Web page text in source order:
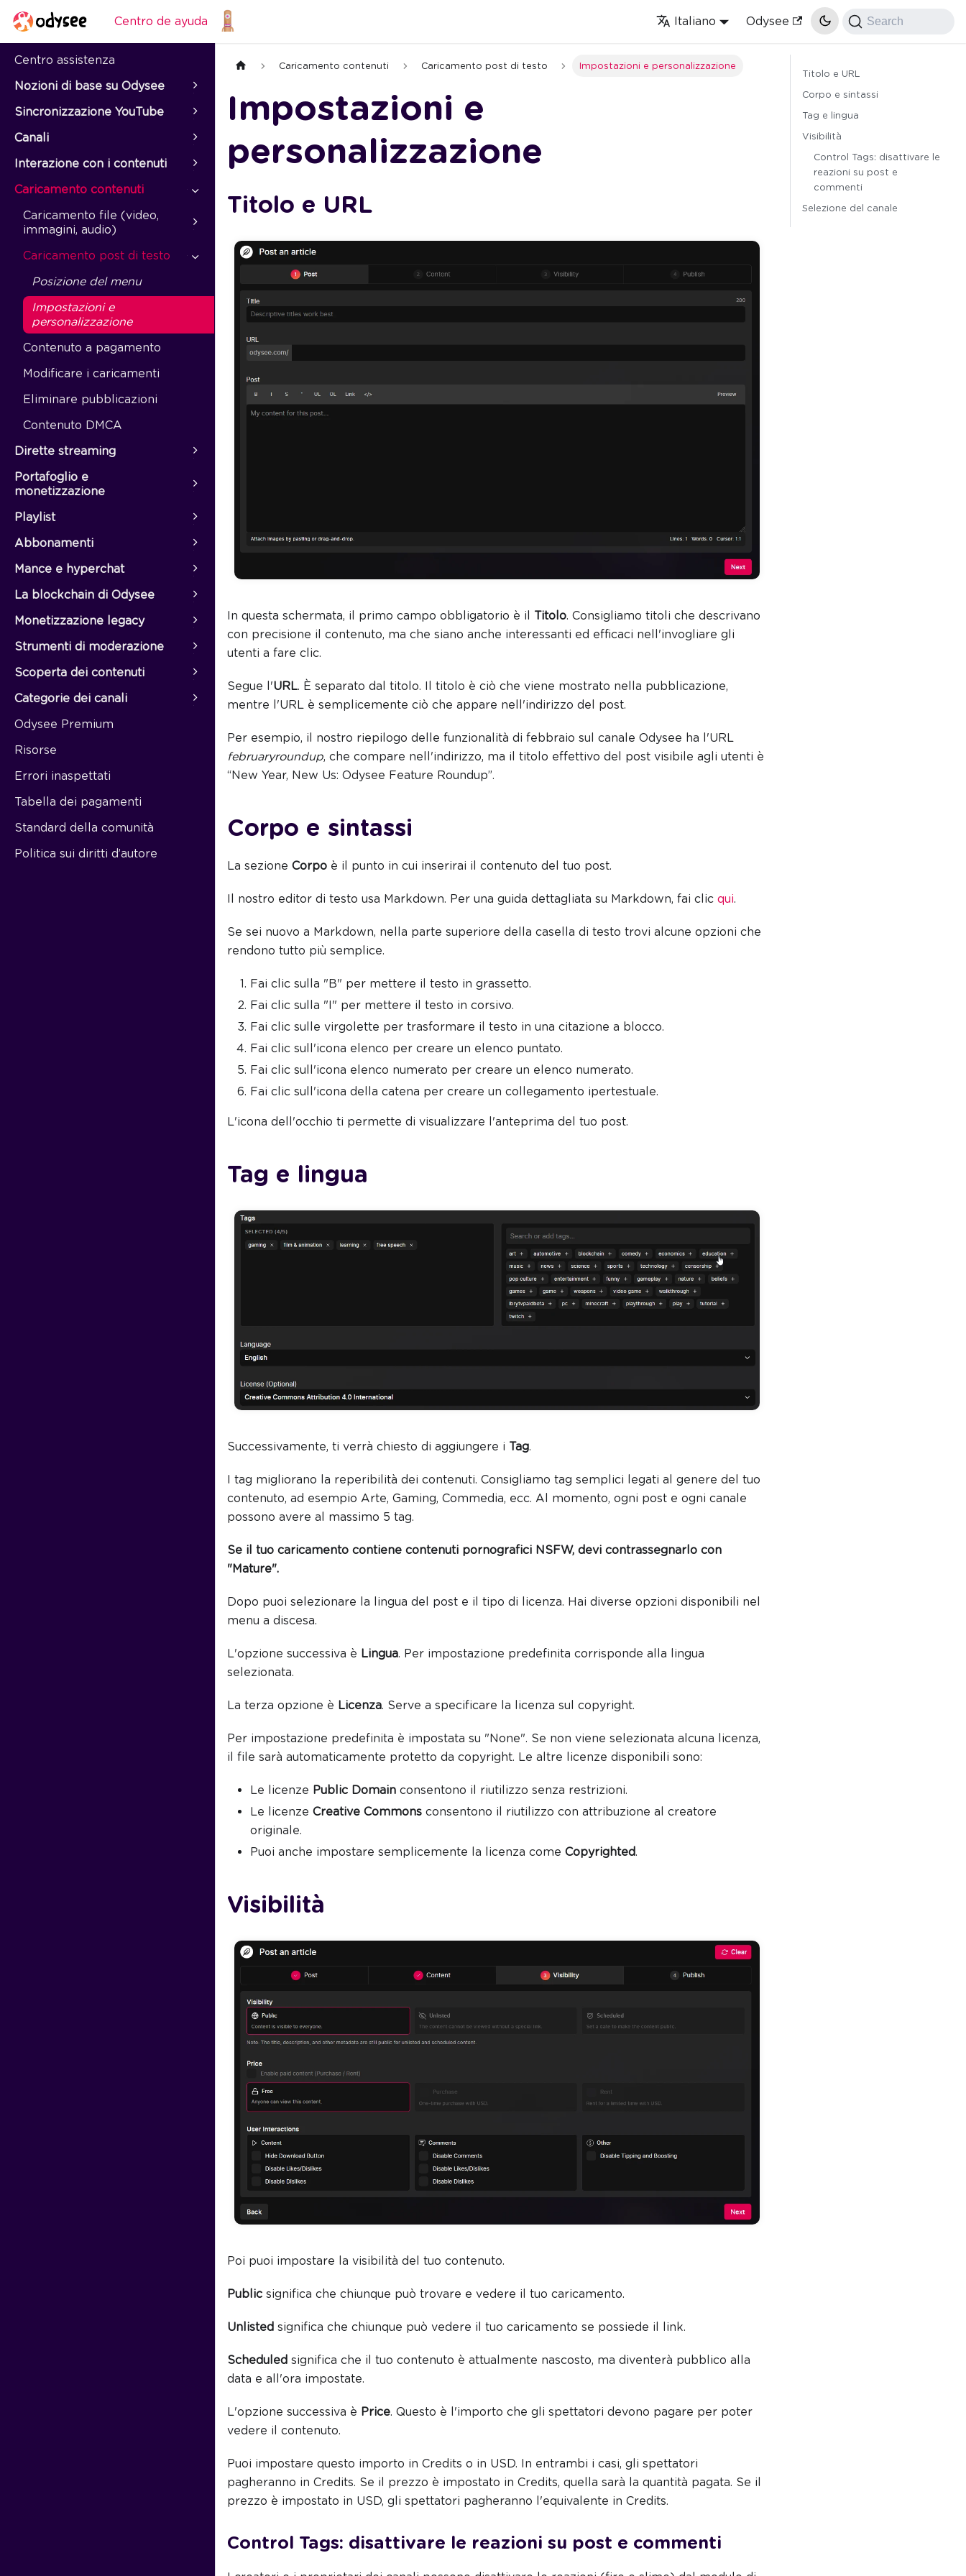
Centro de ayuda Italiano Odysee Search
Centro assistenza
Nozioni di base su Odysee
Sincronizzazione YouTube
Canali
Interazione con i contenuti
Caricamento contenuti
Caricamento file (video,
immagini, audio)
Caricamento post di testo
Posizione del menu
Impostazioni e
personalizzazione
Contenuto a pagamento
Modificare i caricamenti
Eliminare pubblicazioni
Contenuto DMCA
Dirette streaming
Portafoglio e
monetizzazione
Playlist
Abbonamenti
Mance e hyperchat
La blockchain di Odysee
Monetizzazione legacy
Strumenti di moderazione
Scoperta dei contenuti
Categorie dei canali
Odysee Premium
Risorse
Errori inaspettati
Tabella dei pagamenti
Standard della comunità
Politica sui diritti d’autore
Caricamento contenuti Caricamento post di testo Impostazioni e personalizzazione
Impostazioni e
personalizzazione
Titolo e URL
In questa schermata, il primo campo obbligatorio è il Titolo. Consigliamo titoli che descrivano
con precisione il contenuto, ma che siano anche interessanti ed efficaci nell'invogliare gli
utenti a fare clic.
Segue l'URL. È separato dal titolo. Il titolo è ciò che viene mostrato nella pubblicazione,
mentre l'URL è semplicemente ciò che appare nell'indirizzo del post.
Per esempio, il nostro riepilogo delle funzionalità di febbraio sul canale Odysee ha l'URL
februaryroundup, che compare nell'indirizzo, ma il titolo effettivo del post visibile agli utenti è
“New Year, New Us: Odysee Feature Roundup”.
Corpo e sintassi
La sezione Corpo è il punto in cui inserirai il contenuto del tuo post.
Il nostro editor di testo usa Markdown. Per una guida dettagliata su Markdown, fai clic qui.
Se sei nuovo a Markdown, nella parte superiore della casella di testo trovi alcune opzioni che
rendono tutto più semplice.
Fai clic sulla "B" per mettere il testo in grassetto.
Fai clic sulla "I" per mettere il testo in corsivo.
Fai clic sulle virgolette per trasformare il testo in una citazione a blocco.
Fai clic sull'icona elenco per creare un elenco puntato.
Fai clic sull'icona elenco numerato per creare un elenco numerato.
Fai clic sull'icona della catena per creare un collegamento ipertestuale.
L'icona dell'occhio ti permette di visualizzare l'anteprima del tuo post.
Tag e lingua
Successivamente, ti verrà chiesto di aggiungere i Tag.
I tag migliorano la reperibilità dei contenuti. Consigliamo tag semplici legati al genere del tuo
contenuto, ad esempio Arte, Gaming, Commedia, ecc. Al momento, ogni post e ogni canale
possono avere al massimo 5 tag.
Se il tuo caricamento contiene contenuti pornografici NSFW, devi contrassegnarlo con
"Mature".
Dopo puoi selezionare la lingua del post e il tipo di licenza. Hai diverse opzioni disponibili nel
menu a discesa.
L'opzione successiva è Lingua. Per impostazione predefinita corrisponde alla lingua
selezionata.
La terza opzione è Licenza. Serve a specificare la licenza sul copyright.
Per impostazione predefinita è impostata su "None". Se non viene selezionata alcuna licenza,
il file sarà automaticamente protetto da copyright. Le altre licenze disponibili sono:
Le licenze Public Domain consentono il riutilizzo senza restrizioni.
Le licenze Creative Commons consentono il riutilizzo con attribuzione al creatore
originale.
Puoi anche impostare semplicemente la licenza come Copyrighted.
Visibilità
Poi puoi impostare la visibilità del tuo contenuto.
Public significa che chiunque può trovare e vedere il tuo caricamento.
Unlisted significa che chiunque può vedere il tuo caricamento se possiede il link.
Scheduled significa che il tuo contenuto è attualmente nascosto, ma diventerà pubblico alla
data e all'ora impostate.
L'opzione successiva è Price. Questo è l'importo che gli spettatori devono pagare per poter
vedere il contenuto.
Puoi impostare questo importo in Credits o in USD. In entrambi i casi, gli spettatori
pagheranno in Credits. Se il prezzo è impostato in Credits, quella sarà la quantità pagata. Se il
prezzo è impostato in USD, gli spettatori pagheranno l'equivalente in Credits.
Control Tags: disattivare le reazioni su post e commenti
Titolo e URL
Corpo e sintassi
Tag e lingua
Visibilità
Control Tags: disattivare le
reazioni su post e
commenti
Selezione del canale